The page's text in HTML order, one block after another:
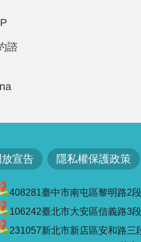
諮
宣告 隱私權保護政策
408281臺中市南屯區黎明路2
106242臺北市大安區信義路3
231057新北市新店區安和路